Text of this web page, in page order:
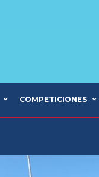
COMPETICIONES